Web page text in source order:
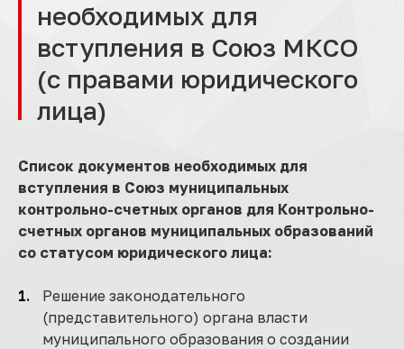
необходимых для
вступления в Союз МКСО
(с правами юридического
лица)
Список документов необходимых для
вступления в Союз муниципальных
контрольно-счетных органов для Контрольно-
счетных органов муниципальных образований
со статусом юридического лица:
Решение законодательного
(представительного) органа власти
муниципального образования о создании